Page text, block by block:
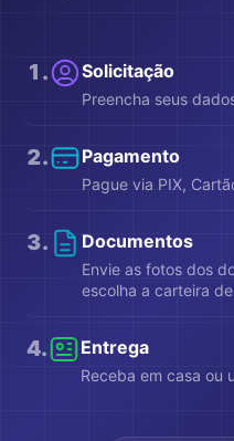
1 . Solicitação
Preencha seus
2. Pagamento
Pague via PIX,
3. Documentos
Envie as fotos dos
escolha a carteira
4. Entrega
Receba em casa ou